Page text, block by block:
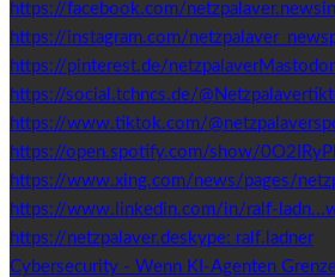
Cybersecurity - Wenn KI-Agenten